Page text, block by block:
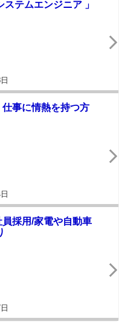
テムエンジニア 」
事に情熱を持つ方
採用/家電や自動車